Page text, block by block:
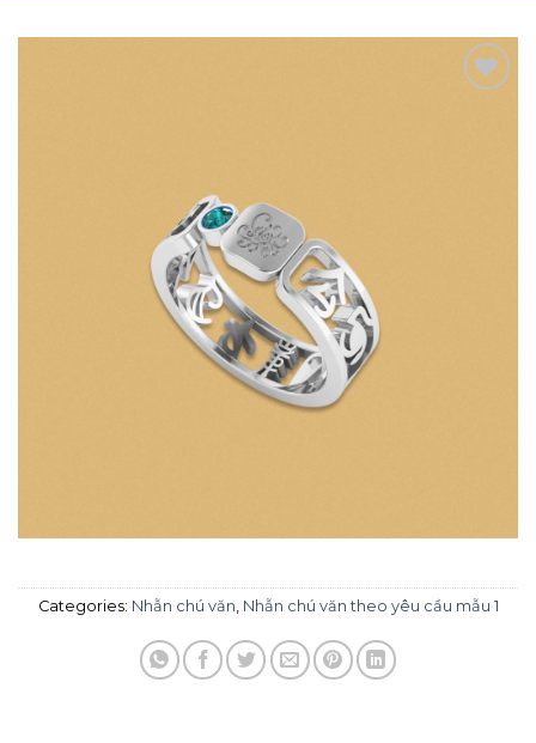
Categories: Nhẫn chú văn, Nhẫn chú văn theo yêu cầu mẫu 1